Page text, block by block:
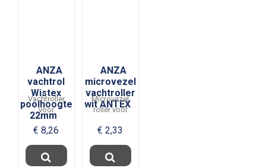
ANZA
vachtrol
Wistex
poolhoogte
22mm
Vachtroller
voor
medium tot
grove
zoals
bakstenen.
€ 8,26
ANZA
microvezel
vachtroller
wit ANTEX
Microvezel
roller voor
ondergrond.
gelijkmatige
en...
€ 2,33